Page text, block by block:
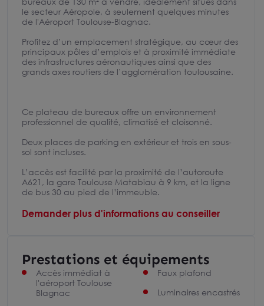
le secteur Aéropole, à seulement quelques minutes
de l'Aéroport Toulouse-Blagnac.
Profitez d’un emplacement stratégique, au cœur des
principaux pôles d’emplois et à proximité immédiate
des infrastructures aéronautiques ainsi que des
grands axes routiers de l’agglomération toulousaine.
Ce plateau de bureaux offre un environnement
professionnel de qualité, climatisé et cloisonné.
Deux places de parking en extérieur et trois en sous-
sol sont incluses.
L’accès est facilité par la proximité de l’autoroute
A621, la gare Toulouse Matabiau à 9 km, et la ligne
de bus 30 au pied de l’immeuble.
Demander plus d'informations au conseiller
Prestations et équipements
Accès immédiat à
l'aéroport Toulouse
Blagnac
Faux plafond
Luminaires encastrés